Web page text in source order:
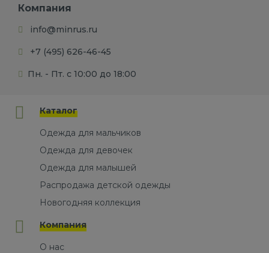
Компания
info@minrus.ru
+7 (495) 626-46-45
Пн. - Пт. с 10:00 до 18:00
Каталог
Одежда для мальчиков
Одежда для девочек
Одежда для малышей
Распродажа детской одежды
Новогодняя коллекция
Компания
О нас